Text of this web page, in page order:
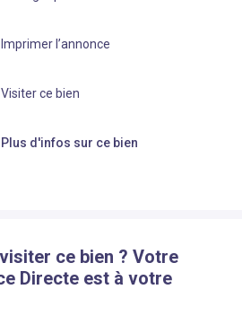
Imprimer l’annonce
Visiter ce bien
Plus d'infos sur ce bien
ce bien ? Votre
Directe est à votre